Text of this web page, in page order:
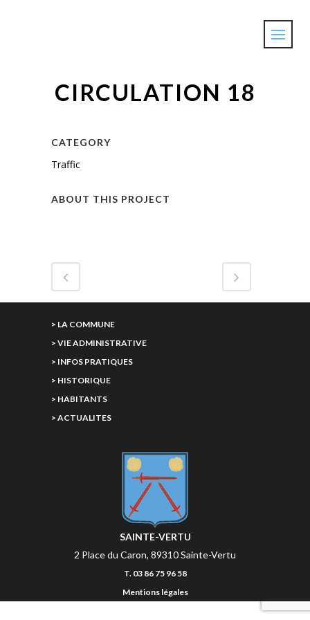
CIRCULATION 18
CATEGORY
Traffic
ABOUT THIS PROJECT
> LA COMMUNE
> VIE ADMINISTRATIVE
> INFOS PRATIQUES
> HISTORIQUE
> HABITANTS
> ACTUALITES
SAINTE-VERTU
2 Place du Caron, 89310 Sainte-Vertu
T. 03 86 75 96 58
Mentions légales